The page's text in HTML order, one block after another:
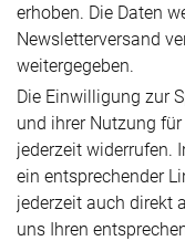
erhoben. Die Daten
Newsletterversand
weitergegeben.
Die Einwilligung zur
und ihrer Nutzung
jederzeit widerrufen.
ein entsprechender
jederzeit auch direkt
uns Ihren